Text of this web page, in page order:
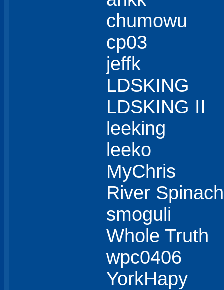
chumowu
cp03
jeffk
LDSKING
LDSKING II
leeking
leeko
MyChris
River Spinach
smoguli
Whole Truth
wpc0406
YorkHapy